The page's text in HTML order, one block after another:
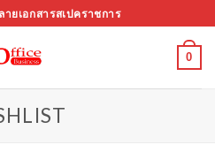
ายเอกสารสเปคราชการ
0